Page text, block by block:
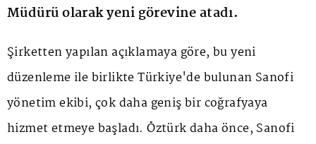
Müdürü olarak yeni görevine atadı.
Şirketten yapılan açıklamaya göre, bu yeni
düzenleme ile birlikte Türkiye'de bulunan Sanofi
yönetim ekibi, çok daha geniş bir coğrafyaya
hizmet etmeye başladı. Öztürk daha önce, Sanofi